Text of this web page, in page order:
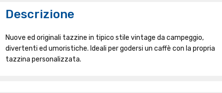
Descrizione
Nuove ed originali tazzine in tipico stile vintage da campeggio,
divertenti ed umoristiche. Ideali per godersi un caffè con la propria
tazzina personalizzata.